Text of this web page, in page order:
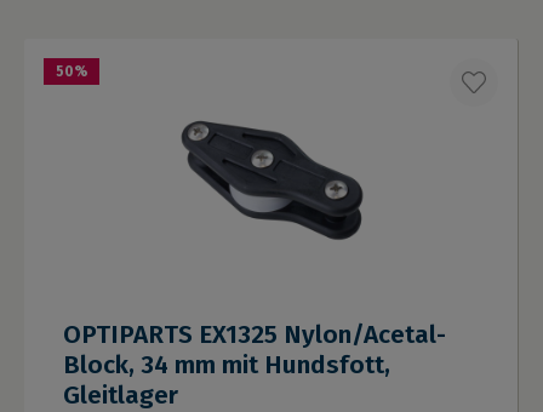
50%
OPTIPARTS EX1325 Nylon/Acetal-
Block, 34 mm mit Hundsfott,
Gleitlager